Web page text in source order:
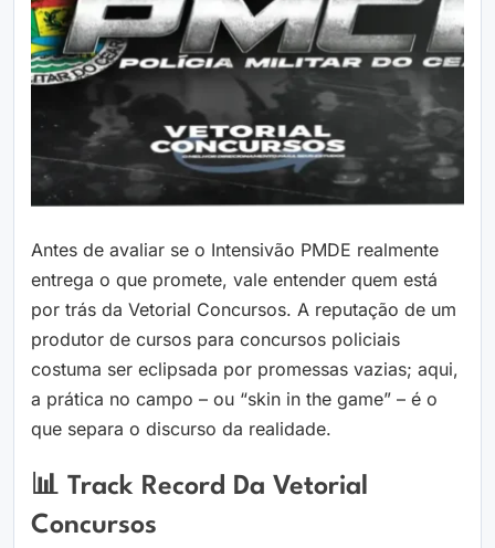
Antes de avaliar se o Intensivão PMDE realmente
entrega o que promete, vale entender quem está
por trás da Vetorial Concursos. A reputação de um
produtor de cursos para concursos policiais
costuma ser eclipsada por promessas vazias; aqui,
a prática no campo – ou “skin in the game” – é o
que separa o discurso da realidade.
📊 Track Record Da Vetorial
Concursos